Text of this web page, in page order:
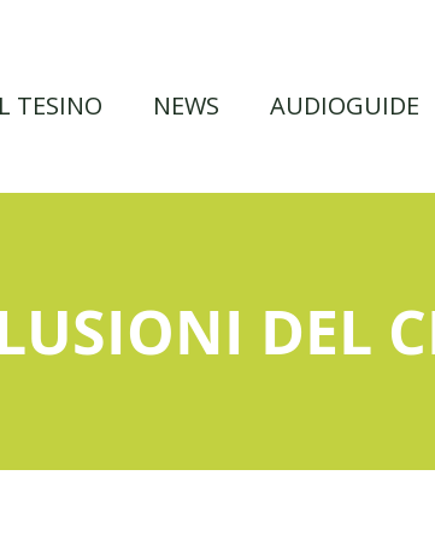
TESINO NEWS AUDIOGUIDE
DEL